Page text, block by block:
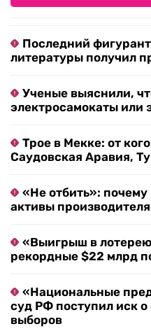
Последний
литературы получил
Ученые выяснили,
электросамокаты или
Трое в Мекке: от
Саудовская Аравия,
«Не отбить»: почему
активы
«Выигрыш в
рекордные $22 млрд
«Национальные
суд РФ поступил иск
выборов